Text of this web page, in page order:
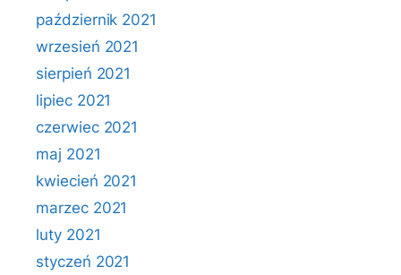
październik 2021
wrzesień 2021
sierpień 2021
lipiec 2021
czerwiec 2021
maj 2021
kwiecień 2021
marzec 2021
luty 2021
styczeń 2021